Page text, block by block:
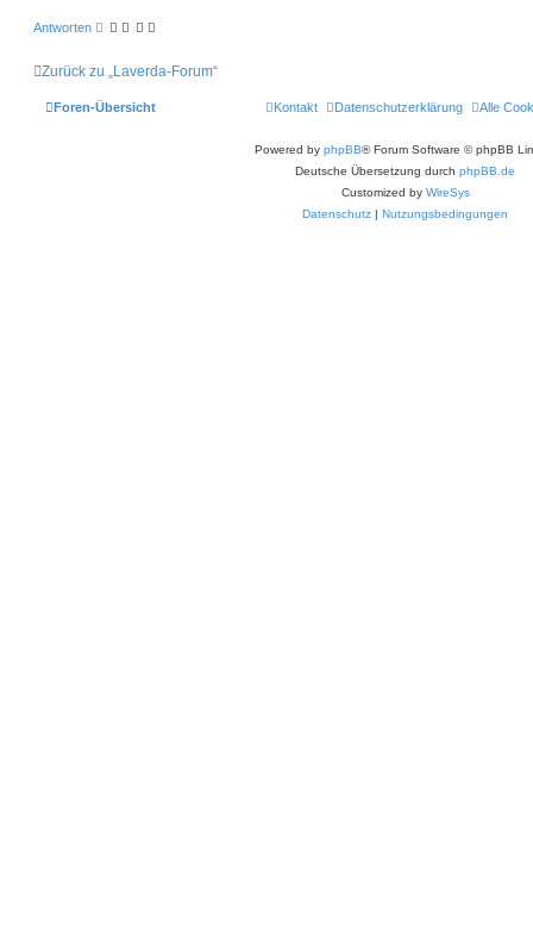
Antworten
Zurück zu „Laverda-Forum“
Foren-Übersicht Alle
Datenschutzerklärung
Kontakt
Powered by phpBB® Forum Software © phpBB
Deutsche Übersetzung durch phpBB.de
Customized by WireSys
Datenschutz | Nutzungsbedingungen